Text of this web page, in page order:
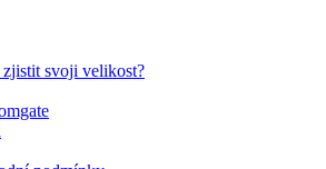
svoji velikost?